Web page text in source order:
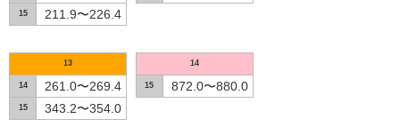
15 211.9〜226.4
13
14 261.0〜269.4
15 343.2〜354.0
14
15 872.0〜880.0